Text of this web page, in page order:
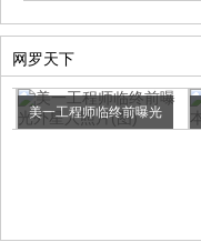
网罗天下
美一工程师临终前曝光